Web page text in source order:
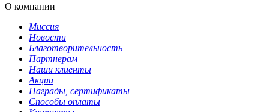
О компании
Миссия
Новости
Благотворительность
Партнерам
Наши клиенты
Акции
Награды, сертификаты
Способы оплаты